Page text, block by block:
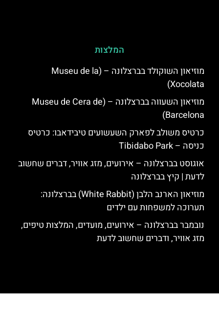
המלצות
מוזיאון השוקולד בברצלונה – (Museu de la
Xocolata)
מוזיאון השעווה בברצלונה – (Museu de Cera de
Barcelona)
כרטיס משולב לפארק השעשועים טיבידאבו: כרטיס
כניסה – Tibidabo Park
אוגוסט בברצלונה – אירועים, מזג אוויר, דברים שחשוב
לדעת | קיץ בברצלונה
מוזיאון הארנב הלבן (White Rabbit) בברצלונה:
תערוכה למשפחות עם ילדים
נובמבר בברצלונה – אירועים, מועדים, המלצות טיפים,
מזג אוויר, ודברים שחשוב לדעת